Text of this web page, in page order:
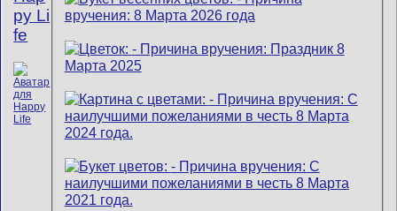
py Li
fe